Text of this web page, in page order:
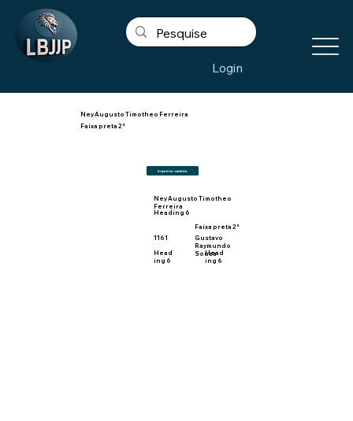
Login
Imprimir carteira
Ney Augusto Timotheo Ferreira
Faixa preta 2°
Faixa preta 2°
Ney Augusto Timotheo
Ferreira
Heading 6
Gustavo
Raymundo
Souza
Head
ing 6
Head
ing 6
1161